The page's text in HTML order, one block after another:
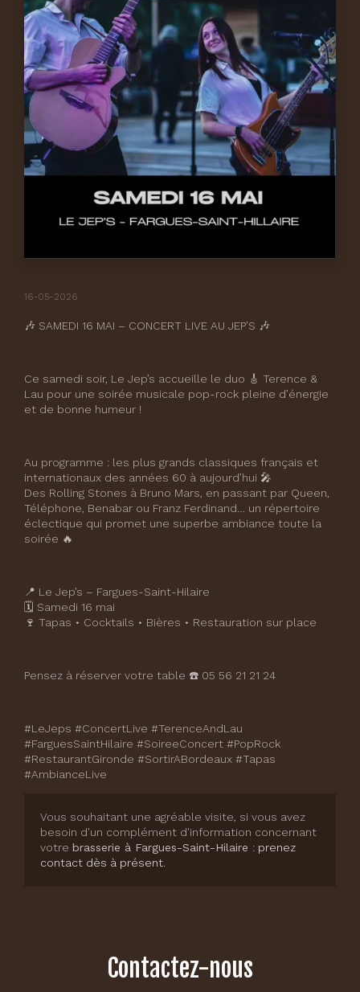
16-05-2026
🎶 SAMEDI 16 MAI – CONCERT LIVE AU JEP’S 🎶
Ce samedi soir, Le Jep’s accueille le duo 🎸 Terence &
Lau pour une soirée musicale pop-rock pleine d’énergie
et de bonne humeur !
Au programme : les plus grands classiques français et
internationaux des années 60 à aujourd’hui 🎤
Des Rolling Stones à Bruno Mars, en passant par Queen,
Téléphone, Benabar ou Franz Ferdinand… un répertoire
éclectique qui promet une superbe ambiance toute la
soirée 🔥
📍 Le Jep’s – Fargues-Saint-Hilaire
🗓 Samedi 16 mai
🍷 Tapas • Cocktails • Bières • Restauration sur place
Pensez à réserver votre table ☎️ 05 56 21 21 24
#LeJeps #ConcertLive #TerenceAndLau
#FarguesSaintHilaire #SoireeConcert #PopRock
#RestaurantGironde #SortirABordeaux #Tapas
#AmbianceLive
Vous souhaitant une agréable visite, si vous avez
besoin d'un complément d'information concernant
votre brasserie à Fargues-Saint-Hilaire : prenez
contact dès à présent
Contactez-nous